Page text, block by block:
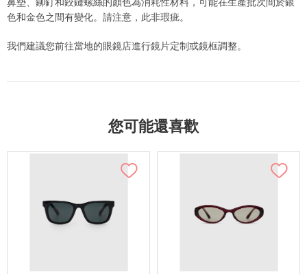
色和金色之間有變化。請注意，此非瑕疵。
我們建議您前往當地的眼鏡店進行鏡片定制或鏡框調整。
您可能還喜歡